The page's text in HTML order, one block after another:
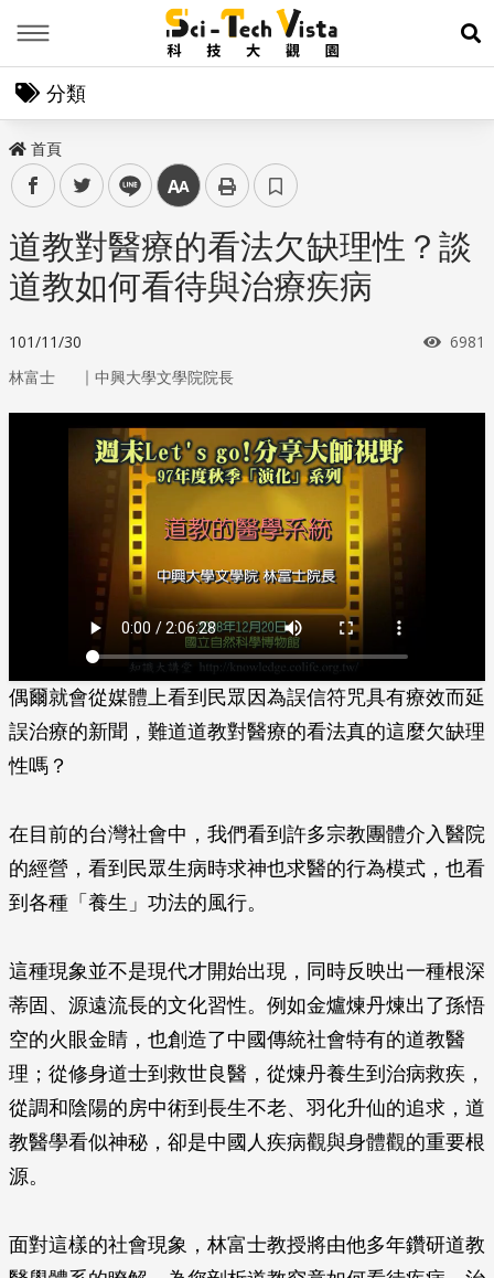
展
分類
首頁
facebooktwitter line 中
道教對醫療的看法欠缺理性？談
道教如何看待與治療疾病
101/11/30 瀏覽
6981
林富士 ｜ 中興大學文學院院長
偶爾就會從媒體上看到民眾因為誤信符咒具有療效而延
誤治療的新聞，難道道教對醫療的看法真的這麼欠缺理
性嗎？
在目前的台灣社會中，我們看到許多宗教團體介入醫院
的經營，看到民眾生病時求神也求醫的行為模式，也看
到各種「養生」功法的風行。
這種現象並不是現代才開始出現，同時反映出一種根深
蒂固、源遠流長的文化習性。例如金爐煉丹煉出了孫悟
空的火眼金睛，也創造了中國傳統社會特有的道教醫
理；從修身道士到救世良醫，從煉丹養生到治病救疾，
從調和陰陽的房中術到長生不老、羽化升仙的追求，道
教醫學看似神秘，卻是中國人疾病觀與身體觀的重要根
源。
面對這樣的社會現象，林富士教授將由他多年鑽研道教